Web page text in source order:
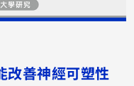
改善神經可塑性